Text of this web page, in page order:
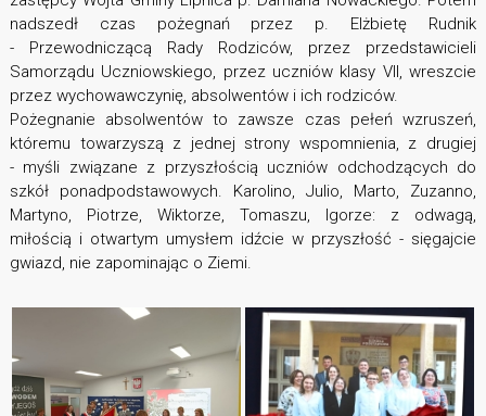
nadszedł czas pożegnań przez p. Elżbietę Rudnik
- Przewodniczącą Rady Rodziców, przez przedstawicieli
Samorządu Uczniowskiego, przez uczniów klasy VII, wreszcie
przez wychowawczynię, absolwentów i ich rodziców.
Pożegnanie absolwentów to zawsze czas pełeń wzruszeń,
któremu towarzyszą z jednej strony wspomnienia, z drugiej
- myśli związane z przyszłością uczniów odchodzących do
szkół ponadpodstawowych. Karolino, Julio, Marto, Zuzanno,
Martyno, Piotrze, Wiktorze, Tomaszu, Igorze: z odwagą,
miłością i otwartym umysłem idźcie w przyszłość - sięgajcie
gwiazd, nie zapominając o Ziemi.